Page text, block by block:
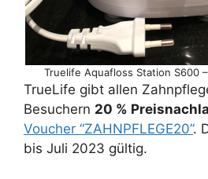
Truelife Aquafloss Station S600
TrueLife gibt allen
Besuchern 20 %
Voucher “ZAHNPFLEGE20”.
bis Juli 2023 gültig.